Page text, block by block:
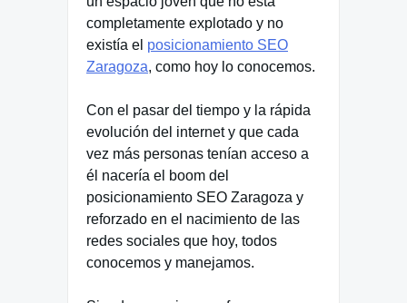
completamente explotado y no
existía el posicionamiento SEO
Zaragoza, como hoy lo conocemos.
Con el pasar del tiempo y la rápida
evolución del internet y que cada
vez más personas tenían acceso a
él nacería el boom del
posicionamiento SEO Zaragoza y
reforzado en el nacimiento de las
redes sociales que hoy, todos
conocemos y manejamos.